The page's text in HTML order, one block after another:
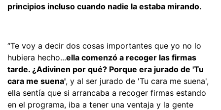
principios incluso cuando nadie la estaba mirando.
“Te voy a decir dos cosas importantes que yo no lo
hubiera hecho...ella comenzó a recoger las firmas
tarde. ¿Adivinen por qué? Porque era jurado de 'Tu
cara me suena', y al ser jurado de 'Tu cara me suena',
ella sentía que si arrancaba a recoger firmas estando
en el programa, iba a tener una ventaja y la gente